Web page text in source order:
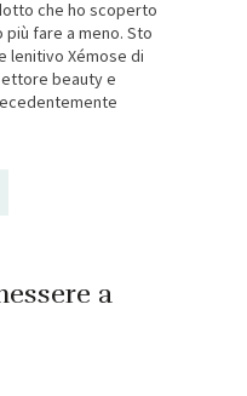
che ho scoperto
fare a meno. Sto
lenitivo Xémose di
beauty e
a